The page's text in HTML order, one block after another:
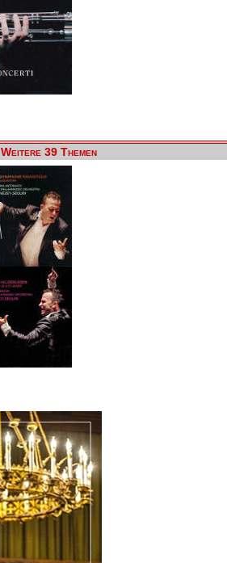
Weitere 39 Themen